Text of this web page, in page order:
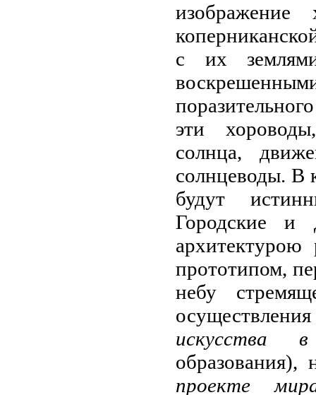
с их
эти
солнца,
солнцеводы. В
будут
Городские и
архитектурою
прототипом,
небу
искусства
проекте